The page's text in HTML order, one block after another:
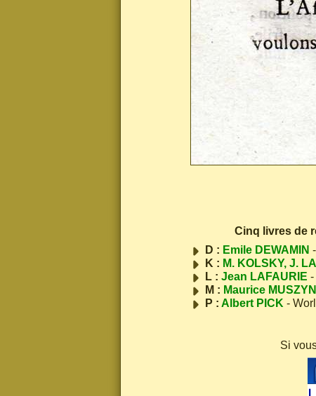
Cinq livres de
D : Emile DEWAMIN
K : M. KOLSKY, J.
L : Jean LAFAURIE -
M : Maurice
P : Albert PICK -
Si